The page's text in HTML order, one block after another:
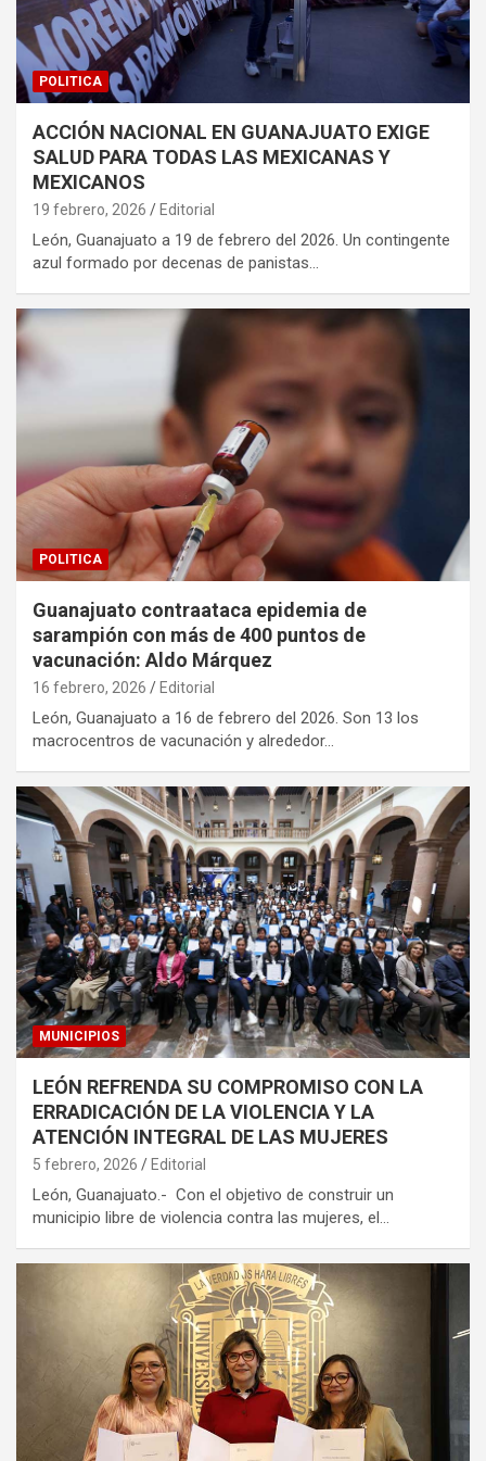
POLITICA
ACCIÓN NACIONAL EN GUANAJUATO EXIGE
SALUD PARA TODAS LAS MEXICANAS Y
MEXICANOS
19 febrero, 2026 Editorial
León, Guanajuato a 19 de febrero del 2026. Un contingente
azul formado por decenas de panistas…
POLITICA
Guanajuato contraataca epidemia de
sarampión con más de 400 puntos de
vacunación: Aldo Márquez
16 febrero, 2026 Editorial
León, Guanajuato a 16 de febrero del 2026. Son 13 los
macrocentros de vacunación y alrededor…
MUNICIPIOS
LEÓN REFRENDA SU COMPROMISO CON LA
ERRADICACIÓN DE LA VIOLENCIA Y LA
ATENCIÓN INTEGRAL DE LAS MUJERES
5 febrero, 2026 Editorial
León, Guanajuato.- Con el objetivo de construir un
municipio libre de violencia contra las mujeres, el…